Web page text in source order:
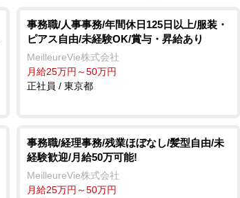
t
e
事務職/人事事務/年間休日125日以上/服装・
ピアス自由/未経験OK/賞与・昇給あり
MeilleureVie株式会社
月給25万円～50万円
正社員 / 東京都
事務職/経理事務/残業ほぼなし/髪型自由/未
経験歓迎/月給50万可能!
MeilleureVie株式会社
月給25万円～50万円